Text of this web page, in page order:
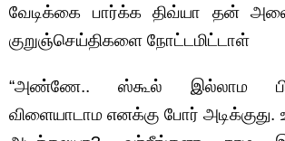
வேடிக்கை பார்க்க திவ்யா தன்
குறுஞ்செய்திகளை நோட்டமிட்டாள்
“அண்ணே.. ஸ்கூல் இல்லாம
விளையாடாம எனக்கு போர் அடிக்குது.